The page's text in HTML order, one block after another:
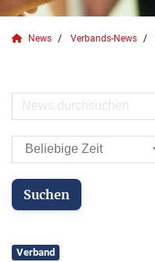
News Verbands-News
Verband